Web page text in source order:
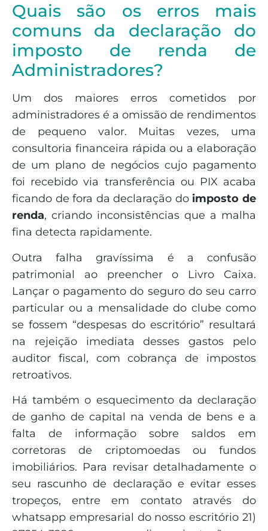
Quais são os erros mais
comuns da declaração do
imposto de renda de
Administradores?
Um dos maiores erros cometidos por
administradores é a omissão de rendimentos
de pequeno valor. Muitas vezes, uma
consultoria financeira rápida ou a elaboração
de um plano de negócios cujo pagamento
foi recebido via transferência ou PIX acaba
ficando de fora da declaração do imposto de
renda, criando inconsistências que a malha
fina detecta rapidamente.
Outra falha gravíssima é a confusão
patrimonial ao preencher o Livro Caixa.
Lançar o pagamento do seguro do seu carro
particular ou a mensalidade do clube como
se fossem “despesas do escritório” resultará
na rejeição imediata desses gastos pelo
auditor fiscal, com cobrança de impostos
retroativos.
Há também o esquecimento da declaração
de ganho de capital na venda de bens e a
falta de informação sobre saldos em
corretoras de criptomoedas ou fundos
imobiliários. Para revisar detalhadamente o
seu rascunho de declaração e evitar esses
tropeços, entre em contato através do
whatsapp empresarial do nosso escritório 21)